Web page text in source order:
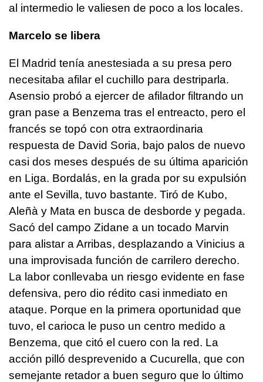
al intermedio le valiesen de poco a los locales.
Marcelo se libera
El Madrid tenía anestesiada a su presa pero
necesitaba afilar el cuchillo para destriparla.
Asensio probó a ejercer de afilador filtrando un
gran pase a Benzema tras el entreacto, pero el
francés se topó con otra extraordinaria
respuesta de David Soria, bajo palos de nuevo
casi dos meses después de su última aparición
en Liga. Bordalás, en la grada por su expulsión
ante el Sevilla, tuvo bastante. Tiró de Kubo,
Aleñà y Mata en busca de desborde y pegada.
Sacó del campo Zidane a un tocado Marvin
para alistar a Arribas, desplazando a Vinicius a
una improvisada función de carrilero derecho.
La labor conllevaba un riesgo evidente en fase
defensiva, pero dio rédito casi inmediato en
ataque. Porque en la primera oportunidad que
tuvo, el carioca le puso un centro medido a
Benzema, que citó el cuero con la red. La
acción pilló desprevenido a Cucurella, que con
semejante retador a buen seguro que lo último